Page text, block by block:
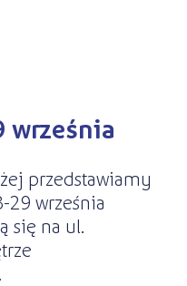
września
przedstawiamy
29 września
się na ul.